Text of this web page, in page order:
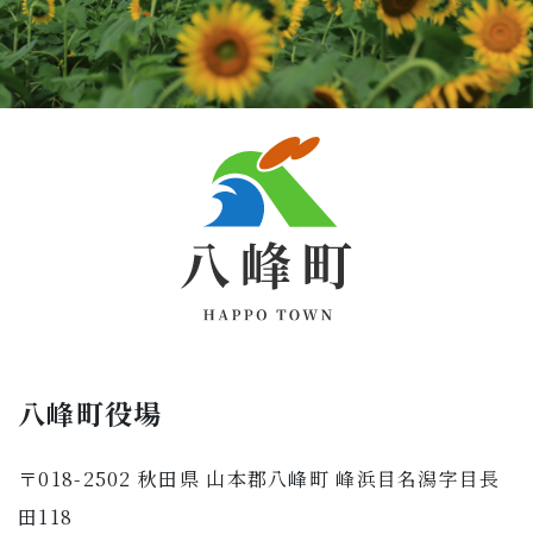
八峰町役場
〒018-2502 秋田県 山本郡八峰町 峰浜目名潟字目長
田118